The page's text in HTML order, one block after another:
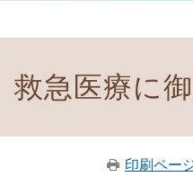
救急医療に
印刷ペー